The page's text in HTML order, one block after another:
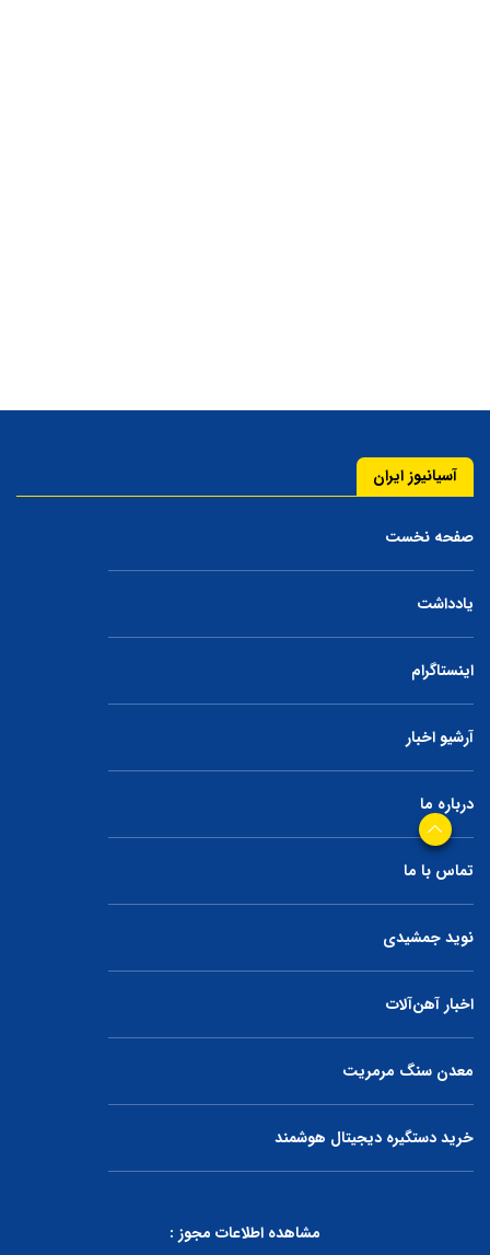
آسیانیوز ایران
صفحه نخست
یادداشت
اینستاگرام
آرشیو اخبار
درباره ما
تماس با ما
نوید جمشیدی
اخبار آهن‌آلات
معدن سنگ مرمریت
خرید دستگیره دیجیتال هوشمند
مشاهده اطلاعات مجوز :